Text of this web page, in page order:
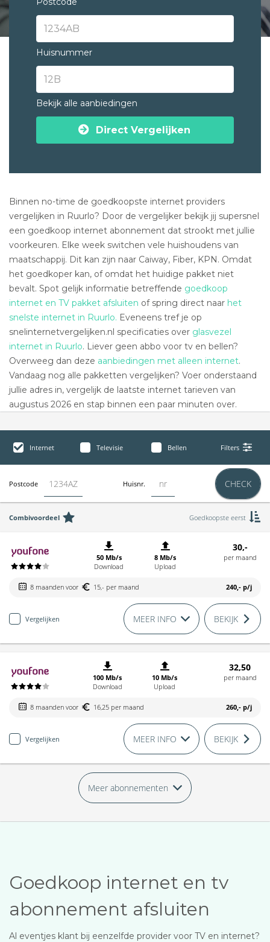
Huisnummer
Bekijk alle aanbiedingen
Direct Vergelijken
Binnen no-time de goedkoopste internet providers
vergelijken in Ruurlo? Door de vergelijker bekijk jij supersnel
een goedkoop internet abonnement dat strookt met jullie
voorkeuren. Elke week switchen vele huishoudens van
maatschappij. Dit kan zijn naar Caiway, Fiber, KPN. Omdat
het goedkoper kan, of omdat het huidige pakket niet
bevalt. Spot gelijk informatie betreffende goedkoop
internet en TV pakket afsluiten of spring direct naar het
snelste internet in Ruurlo. Eveneens tref je op
snelinternetvergelijken.nl specificaties over glasvezel
internet in Ruurlo. Liever geen abbo voor tv en bellen?
Overweeg dan deze aanbiedingen met alleen internet.
Vandaag nog alle pakketten vergelijken? Voer onderstaand
jullie adres in, vergelijk de laatste internet tarieven van
augustus 2026 en stap binnen een paar minuten over.
Internet Televisie Bellen Filters
Postcode Huisnr. CHECK
Combivoordeel Goedkoopste eerst
50 Mb/s
Download
8 Mb/s
Upload
30,-
per maand
8 maanden voor 15,- per maand 240,- p/j
Vergelijken MEER INFO BEKIJK
100 Mb/s
Download
10 Mb/s
Upload
32,50
per maand
8 maanden voor 16,25 per maand 260,- p/j
Vergelijken MEER INFO BEKIJK
Meer abonnementen
Goedkoop internet en tv
abonnement afsluiten
Al eventjes klant bij eenzelfde provider voor TV en internet?